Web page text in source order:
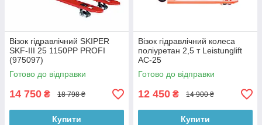
Візок гідравлічний SKIPER
SKF-III 25 1150PP PROFI
(975097)
Готово до відправки
14 750 ₴ 18 798 ₴
Купити
Візок гідравлічний колеса
поліуретан 2,5 т Leistunglift
AC-25
Готово до відправки
12 450 ₴ 14 900 ₴
Купити